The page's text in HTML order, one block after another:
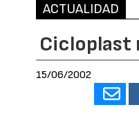
ACTUALIDAD
Cicloplast
15/06/2002